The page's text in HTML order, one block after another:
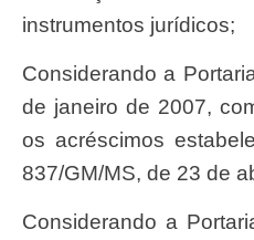
instrumentos jurídicos;
Considerando a Portaria nº 204/GM/MS, de 29
de janeiro de 2007,
os acréscimos
837/GM/MS, de 23 de
Considerando a Portaria nº 339/GM/MS, de 4